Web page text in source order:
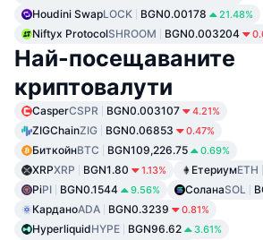
Houdini SwapLOCK BGN0.00178 21.48%
Niftyx ProtocolSHROOM BGN0.003204
Най-посещаваните
криптовалути
CasperCSPR BGN0.003107 4.21%
ZIGChainZIG BGN0.06853 0.47%
БиткойнBTC BGN109,226.75 0.69%
XRPXRP BGN1.80 1.13% ЕтериумETH
PiPI BGN0.1544 9.56% СоланаSOL
КарданоADA BGN0.3239 0.81%
HyperliquidHYPE BGN96.62 3.61%